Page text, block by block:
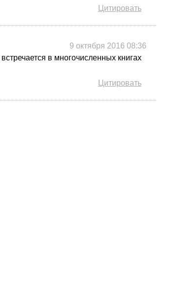
Цитировать
9 октября 2016 08:36
в многочисленных книгах
Цитировать